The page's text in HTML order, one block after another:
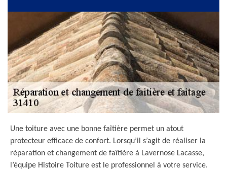
Une toiture avec une bonne faîtière permet un atout
protecteur efficace de confort. Lorsqu’il s’agit de réaliser la
réparation et changement de faîtière à Lavernose Lacasse,
l’équipe Histoire Toiture est le professionnel à votre service.